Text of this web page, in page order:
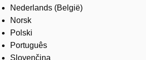
Nederlands (België)
Norsk
Polski
Português
Slovenčina